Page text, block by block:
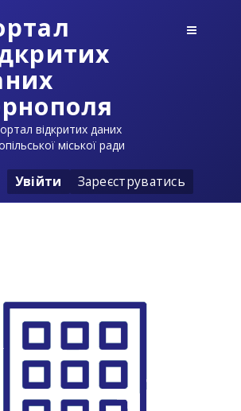
відкритих даних
міської ради
Увійти Зареєструватись